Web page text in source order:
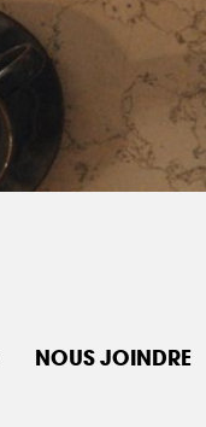
NOUS JOINDRE